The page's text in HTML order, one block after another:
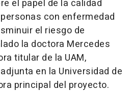
el papel de la calidad
con enfermedad
el riesgo de
la doctora Mercedes
titular de la UAM,
en la Universidad de
principal del proyecto.